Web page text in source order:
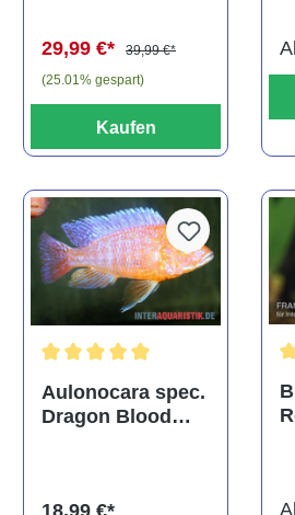
29,99 €*
39,99 €*
(25.01% gespart)
Kaufen
Durchschnittliche Bewertung
Aulonocara spec.
Dragon Blood
18,99 €*